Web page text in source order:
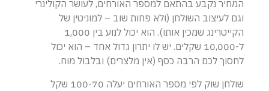
המחיר נקבע בהתאם למספר האורחים, לעושר הקולינרי
וגם לעיצוב השולחן (ולא פחות שוב – למוניטין של
הקייטרינג שמכין אותו). הוא יכול לנוע בין 1,000
ל-10,000 שקלים. יש לו יתרון גדול אחד – הוא יכול
לחסוך לכם הרבה כסף (אין מלצרים) ובלבול מוח.
שולחן שוק לפי מספר האורחים יעלה 100-70 שקל